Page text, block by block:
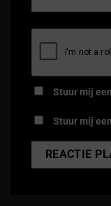
Stuur mij
Stuur mij